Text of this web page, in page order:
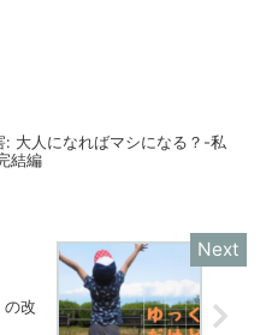
: 大人になればマシになる？-私
結編
の改